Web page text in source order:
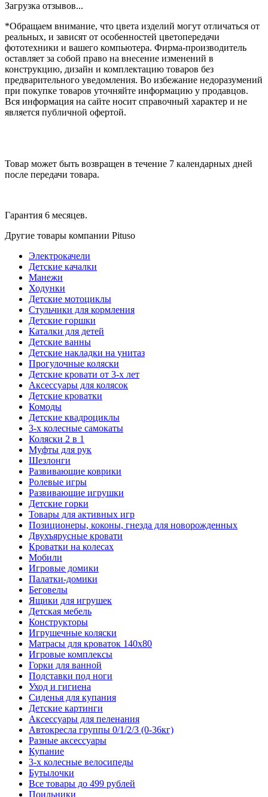
Загрузка отзывов...
*Обращаем внимание, что цвета изделий могут отличаться от
реальных, и зависят от особенностей цветопередачи
фототехники и вашего компьютера. Фирма-производитель
оставляет за собой право на внесение изменений в
конструкцию, дизайн и комплектацию товаров без
предварительного уведомления. Во избежание недоразумений
при покупке товаров уточняйте информацию у продавцов.
Вся информация на сайте носит справочный характер и не
является публичной офертой.
Товар может быть возвращен в течение 7 календарных дней
после передачи товара.
Гарантия 6 месяцев.
Другие товары компании Pituso
Электрокачели
Детские качалки
Манежи
Ходунки
Детские мотоциклы
Стульчики для кормления
Детские горшки
Каталки для детей
Детские ванны
Детские накладки на унитаз
Прогулочные коляски
Детские кровати от 3-х лет
Аксессуары для колясок
Детские кроватки
Комоды
Детские квадроциклы
3-х колесные самокаты
Коляски 2 в 1
Муфты для рук
Шезлонги
Развивающие коврики
Ролевые игры
Развивающие игрушки
Детские горки
Товары для активных игр
Позиционеры, коконы, гнезда для новорожденных
Двухъярусные кровати
Кроватки на колесах
Мобили
Игровые домики
Палатки-домики
Беговелы
Ящики для игрушек
Детская мебель
Конструкторы
Игрушечные коляски
Матрасы для кроваток 140х80
Игровые комплексы
Горки для ванной
Подставки под ноги
Уход и гигиена
Сиденья для купания
Детские картинги
Аксессуары для пеленания
Автокресла группы 0/1/2/3 (0-36кг)
Разные аксессуары
Купание
3-х колесные велосипеды
Бутылочки
Все товары до 499 рублей
Поильники